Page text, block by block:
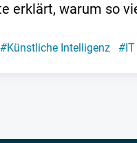
erklärt, warum so
#Künstliche Intelligenz #